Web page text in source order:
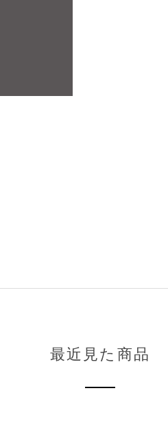
最近見た商品